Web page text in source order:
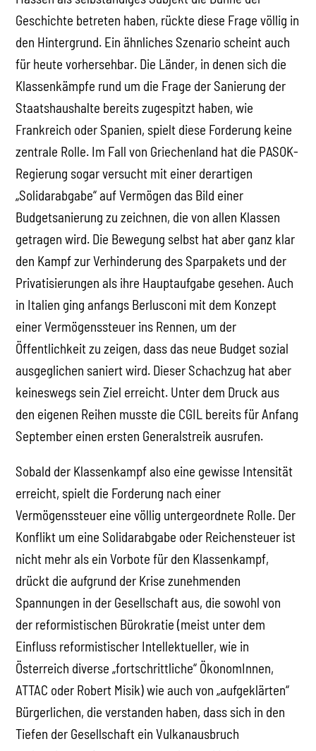
Geschichte betreten haben, rückte diese Frage völlig in
den Hintergrund. Ein ähnliches Szenario scheint auch
für heute vorhersehbar. Die Länder, in denen sich die
Klassenkämpfe rund um die Frage der Sanierung der
Staatshaushalte bereits zugespitzt haben, wie
Frankreich oder Spanien, spielt diese Forderung keine
zentrale Rolle. Im Fall von Griechenland hat die PASOK-
Regierung sogar versucht mit einer derartigen
„Solidarabgabe“ auf Vermögen das Bild einer
Budgetsanierung zu zeichnen, die von allen Klassen
getragen wird. Die Bewegung selbst hat aber ganz klar
den Kampf zur Verhinderung des Sparpakets und der
Privatisierungen als ihre Hauptaufgabe gesehen. Auch
in Italien ging anfangs Berlusconi mit dem Konzept
einer Vermögenssteuer ins Rennen, um der
Öffentlichkeit zu zeigen, dass das neue Budget sozial
ausgeglichen saniert wird. Dieser Schachzug hat aber
keineswegs sein Ziel erreicht. Unter dem Druck aus
den eigenen Reihen musste die CGIL bereits für Anfang
September einen ersten Generalstreik ausrufen.
Sobald der Klassenkampf also eine gewisse Intensität
erreicht, spielt die Forderung nach einer
Vermögenssteuer eine völlig untergeordnete Rolle. Der
Konflikt um eine Solidarabgabe oder Reichensteuer ist
nicht mehr als ein Vorbote für den Klassenkampf,
drückt die aufgrund der Krise zunehmenden
Spannungen in der Gesellschaft aus, die sowohl von
der reformistischen Bürokratie (meist unter dem
Einfluss reformistischer Intellektueller, wie in
Österreich diverse „fortschrittliche“ ÖkonomInnen,
ATTAC oder Robert Misik) wie auch von „aufgeklärten“
Bürgerlichen, die verstanden haben, dass sich in den
Tiefen der Gesellschaft ein Vulkanausbruch